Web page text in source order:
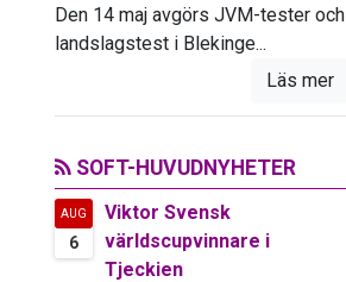
Den 14 maj avgörs JVM-tester och
landslagstest i Blekinge...
Läs mer
SOFT-HUVUDNYHETER
AUG
6
Viktor Svensk
världscupvinnare i
Tjeckien